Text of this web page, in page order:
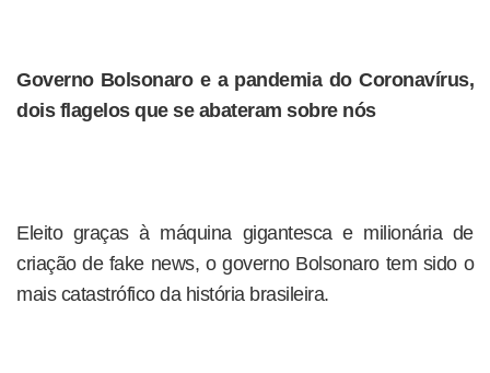
Governo Bolsonaro e a pandemia do Coronavírus,
dois flagelos que se abateram sobre nós
Eleito graças à máquina gigantesca e milionária de
criação de fake news, o governo Bolsonaro tem sido o
mais catastrófico da história brasileira.